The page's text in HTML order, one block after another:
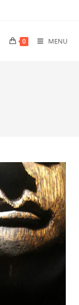
0 MENU